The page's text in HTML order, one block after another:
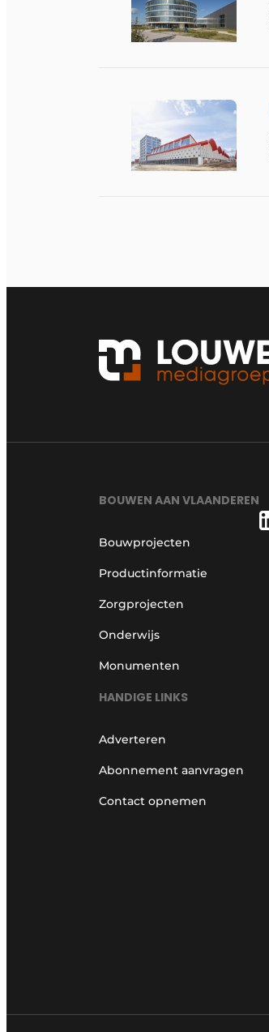
BOUWEN AAN VLAANDEREN
Bouwprojecten
Productinformatie
Zorgprojecten
Onderwijs
Monumenten
HANDIGE LINKS
Adverteren
Abonnement aanvragen
Contact opnemen